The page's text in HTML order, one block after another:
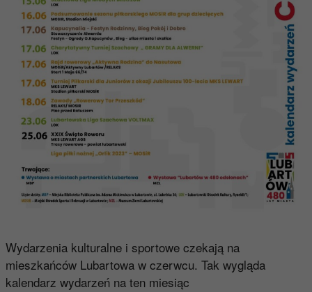
Wydarzenia kulturalne i sportowe czekają na
mieszkańców Lubartowa w czerwcu. Tak wygląda
kalendarz wydarzeń na ten miesiąc